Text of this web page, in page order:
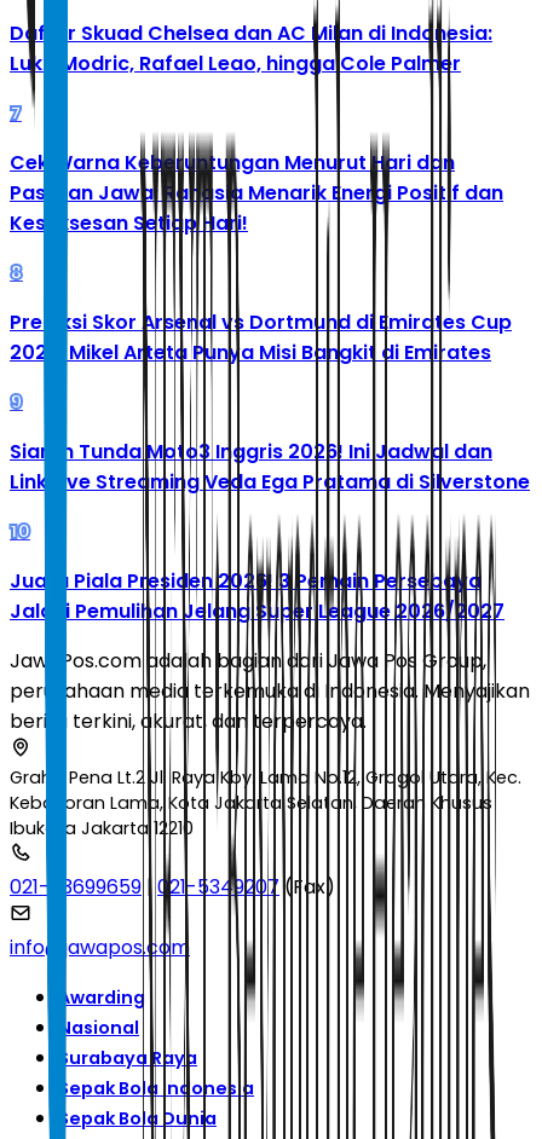
Daftar Skuad Chelsea dan AC Milan di Indonesia:
Luka Modric, Rafael Leao, hingga Cole Palmer
7
Cek Warna Keberuntungan Menurut Hari dan
Pasaran Jawa: Rahasia Menarik Energi Positif dan
Kesuksesan Setiap Hari!
8
Prediksi Skor Arsenal vs Dortmund di Emirates Cup
2026: Mikel Arteta Punya Misi Bangkit di Emirates
9
Siaran Tunda Moto3 Inggris 2026! Ini Jadwal dan
Link Live Streaming Veda Ega Pratama di Silverstone
10
Juara Piala Presiden 2026! 3 Pemain Persebaya
Jalani Pemulihan Jelang Super League 2026/2027
JawaPos.com adalah bagian dari Jawa Pos Group,
perusahaan media terkemuka di Indonesia. Menyajikan
berita terkini, akurat, dan terpercaya.
Graha Pena Lt.2 Jl. Raya Kby. Lama No.12, Grogol Utara, Kec.
Kebayoran Lama, Kota Jakarta Selatan, Daerah Khusus
Ibukota Jakarta 12210
021-53699659 |021-5349207(Fax)
info@jawapos.com
Awarding
Nasional
Surabaya Raya
Sepak Bola Indonesia
Sepak Bola Dunia